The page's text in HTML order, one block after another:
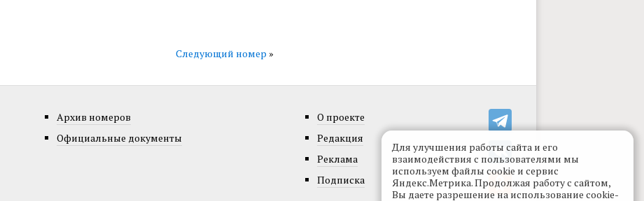
Следующий номер »
Архив номеров
Официальные документы
О проекте
Редакция
Реклама
Подписка
Для улучшения работы сайта и его
взаимодействия с пользователями мы
используем файлы cookie и сервис
Яндекс.Метрика. Продолжая работу с сайтом,
Вы даете разрешение на использование cookie-